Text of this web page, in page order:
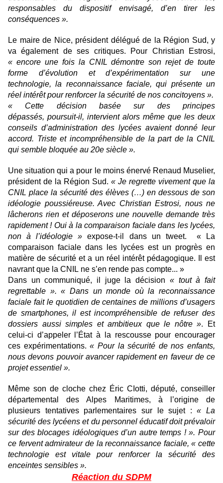
responsables du dispositif envisagé, d’en tirer les
conséquences ».
Le maire de Nice, président délégué de la Région Sud, y
va également de ses critiques. Pour Christian Estrosi,
« encore une fois la CNIL démontre son rejet de toute
forme d’évolution et d’expérimentation sur une
technologie, la reconnaissance faciale, qui présente un
réel intérêt pour renforcer la sécurité de nos concitoyens ».
« Cette décision basée sur des principes
dépassés, poursuit-il, intervient alors même que les deux
conseils d’administration des lycées avaient donné leur
accord. Triste et incompréhensible de la part de la CNIL
qui semble bloquée au 20e siècle ».
Une situation qui a pour le moins énervé Renaud Muselier,
président de la Région Sud. « Je regrette vivement que la
CNIL place la sécurité des élèves (…) en dessous de son
idéologie poussiéreuse. Avec Christian Estrosi, nous ne
lâcherons rien et déposerons une nouvelle demande très
rapidement ! Oui à la comparaison faciale dans les lycées,
non à l’idéologie » expose-t-il dans un tweet. « La
comparaison faciale dans les lycées est un progrès en
matière de sécurité et a un réel intérêt pédagogique. Il est
navrant que la CNIL ne s’en rende pas compte... »
Dans un communiqué, il juge la décision « tout à fait
regrettable ». « Dans un monde où la reconnaissance
faciale fait le quotidien de centaines de millions d’usagers
de smartphones, il est incompréhensible de refuser des
dossiers aussi simples et ambitieux que le nôtre ». Et
celui-ci d’appeler l’État à la rescousse pour encourager
ces expérimentations.« Pour la sécurité de nos enfants,
nous devons pouvoir avancer rapidement en faveur de ce
projet essentiel ».
Même son de cloche chez Éric CIotti, député, conseiller
départemental des Alpes Maritimes, à l’origine de
plusieurs tentatives parlementaires sur le sujet :« La
sécurité des lycéens et du personnel éducatif doit prévaloir
sur des blocages idéologiques d’un autre temps ! ». Pour
ce fervent admirateur de la reconnaissance faciale, « cette
technologie est vitale pour renforcer la sécurité des
enceintes sensibles ».
Réaction du SDPM